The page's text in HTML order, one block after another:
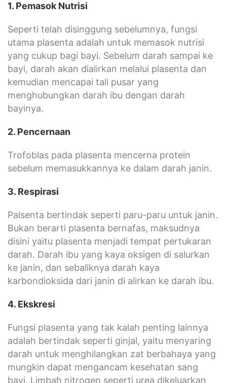
1. Pemasok Nutrisi
Seperti telah disinggung sebelumnya, fungsi
utama plasenta adalah untuk memasok nutrisi
yang cukup bagi bayi. Sebelum darah sampai ke
bayi, darah akan dialirkan melalui plasenta dan
kemudian mencapai tali pusar yang
menghubungkan darah ibu dengan darah
bayinya.
2. Pencernaan
Trofoblas pada plasenta mencerna protein
sebelum memasukkannya ke dalam darah janin.
3. Respirasi
Palsenta bertindak seperti paru-paru untuk janin.
Bukan berarti plasenta bernafas, maksudnya
disini yaitu plasenta menjadi tempat pertukaran
darah. Darah ibu yang kaya oksigen di salurkan
ke janin, dan sebaliknya darah kaya
karbondioksida dari janin di alirkan ke darah ibu.
4. Ekskresi
Fungsi plasenta yang tak kalah penting lainnya
adalah bertindak seperti ginjal, yaitu menyaring
darah untuk menghilangkan zat berbahaya yang
mungkin dapat mengancam kesehatan sang
bayi. Limbah nitrogen seperti urea dikeluarkan